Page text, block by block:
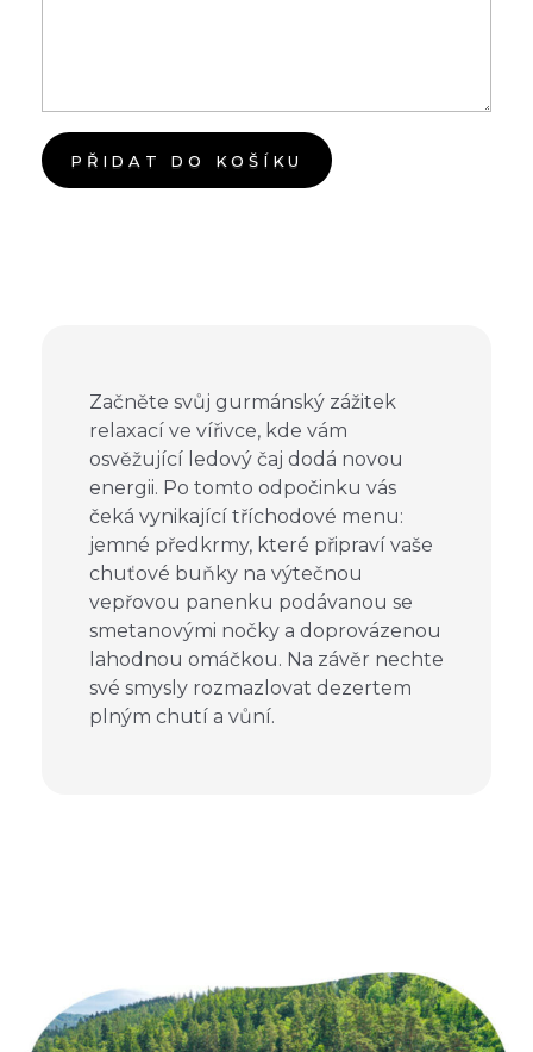
PŘIDAT DO KOŠÍKU
Začněte svůj gurmánský zážitek
relaxací ve vířivce, kde vám
osvěžující ledový čaj dodá novou
energii. Po tomto odpočinku vás
čeká vynikající tříchodové menu:
jemné předkrmy, které připraví vaše
chuťové buňky na výtečnou
vepřovou panenku podávanou se
smetanovými nočky a doprovázenou
lahodnou omáčkou. Na závěr nechte
své smysly rozmazlovat dezertem
plným chutí a vůní.